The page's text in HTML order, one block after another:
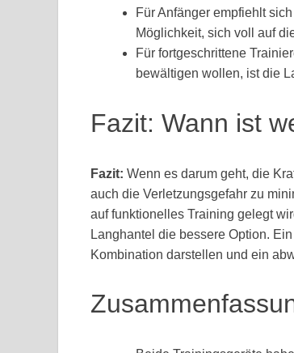
Für Anfänger empfiehlt
Möglichkeit, sich voll auf
Für fortgeschrittene
bewältigen wollen, ist die
Fazit: Wann ist
Fazit: Wenn es darum geht, die
auch die Verletzungsgefahr zu
auf funktionelles Training gelegt
Langhantel die bessere Option.
Kombination darstellen und ein